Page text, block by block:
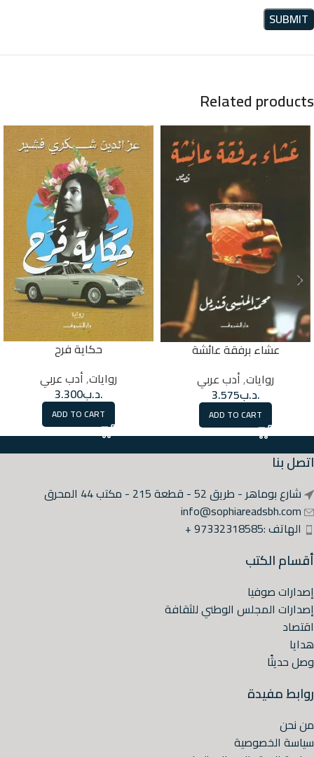
Related products
عشاء برفقة عائشة
روايات,أدب عربي
.د.ب3.575
ADD TO CART
حكاية فرح
روايات,أدب عربي
.د.ب3.300
ADD TO CART
اتصل بنا
شارع بوماهر - طريق 52 - قطعة 215 - مكتب 44 المحرق
info@sophiareadsbh.com
الهاتف :97332318585 +
أقسام الكتب
إصدارات صوفيا
إصدارات المجلس الوطني للثقافة
اقتصاد
هدايا
وصل حديثًا
روابط مفيدة
من نحن
سياسة الخصوصية